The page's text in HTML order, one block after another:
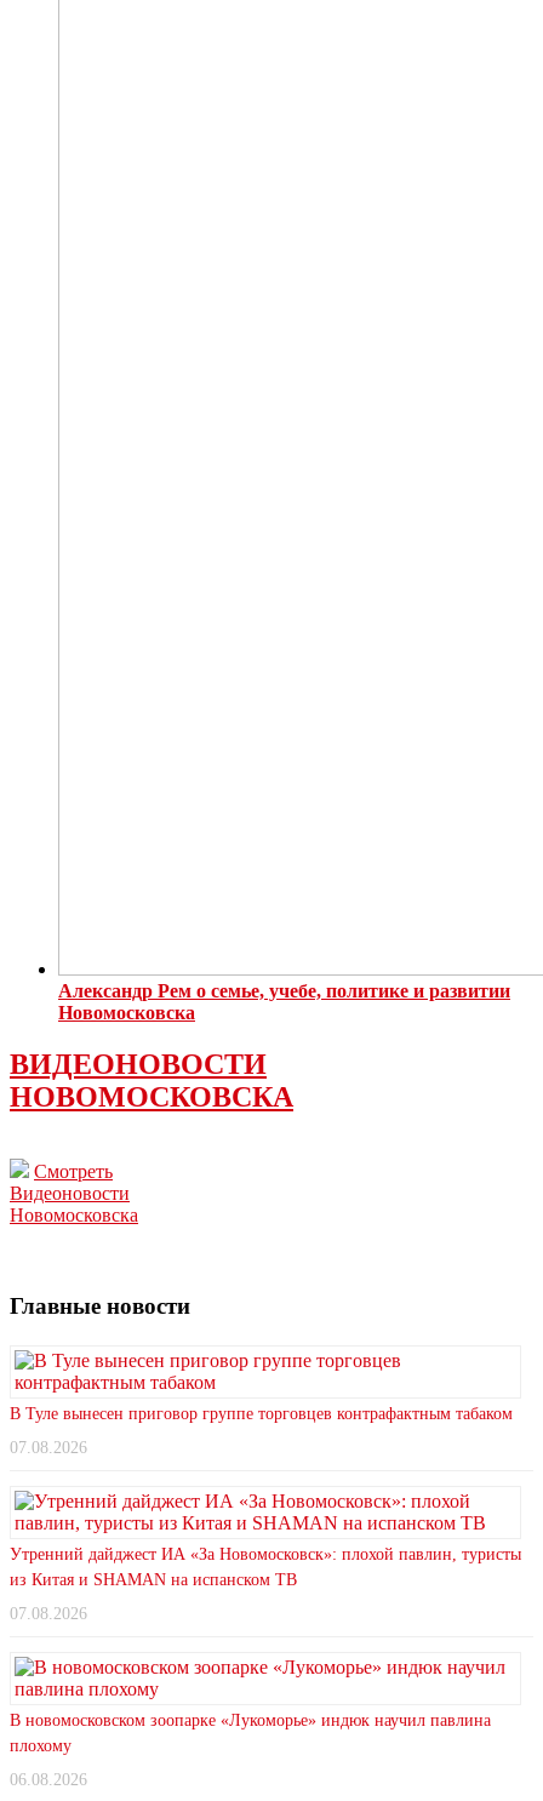
Александр Рем о семье, учебе, политике и развитии
Новомосковска
ВИДЕОНОВОСТИ
НОВОМОСКОВСКА
Смотреть
Видеоновости
Новомосковска
Главные новости
В Туле вынесен приговор группе торговцев контрафактным табаком
07.08.2026
Утренний дайджест ИА «За Новомосковск»: плохой павлин, туристы
из Китая и SHAMAN на испанском ТВ
07.08.2026
В новомосковском зоопарке «Лукоморье» индюк научил павлина
плохому
06.08.2026